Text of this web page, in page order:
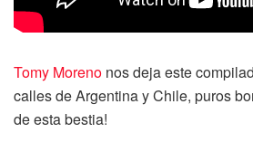
Tomy Moreno nos deja este
calles de Argentina y Chile, puros
de esta bestia!